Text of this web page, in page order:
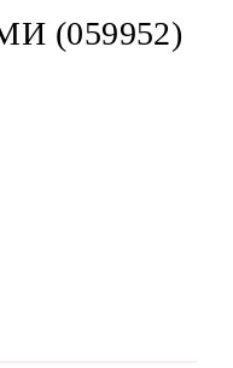
(059952)